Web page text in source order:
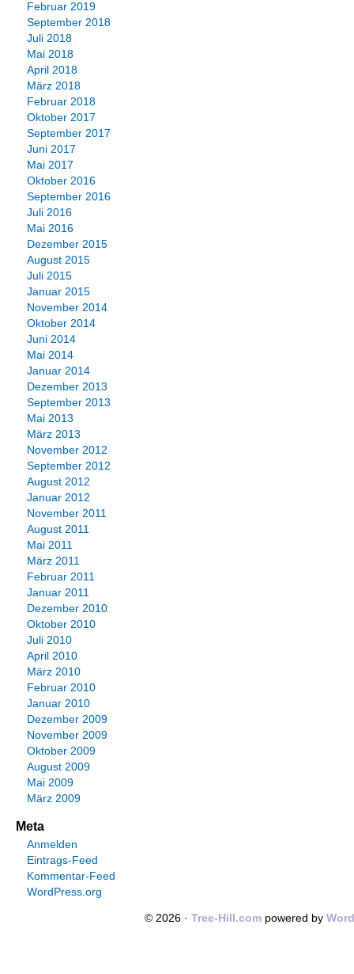
Februar 2019
September 2018
Juli 2018
Mai 2018
April 2018
März 2018
Februar 2018
Oktober 2017
September 2017
Juni 2017
Mai 2017
Oktober 2016
September 2016
Juli 2016
Mai 2016
Dezember 2015
August 2015
Juli 2015
Januar 2015
November 2014
Oktober 2014
Juni 2014
Mai 2014
Januar 2014
Dezember 2013
September 2013
Mai 2013
März 2013
November 2012
September 2012
August 2012
Januar 2012
November 2011
August 2011
Mai 2011
März 2011
Februar 2011
Januar 2011
Dezember 2010
Oktober 2010
Juli 2010
April 2010
März 2010
Februar 2010
Januar 2010
Dezember 2009
November 2009
Oktober 2009
August 2009
Mai 2009
März 2009
Meta
Anmelden
Eintrags-Feed
Kommentar-Feed
WordPress.org
© 2026 · Tree-Hill.compowered by